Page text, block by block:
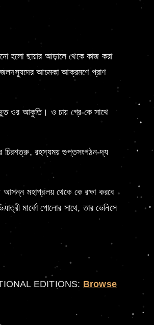
হলো ছায়ার আড়ালে থেকে কাজ করা
জলদস্যুদের আচমকা আক্রমণে প্রাণ
ওর আকুতি। ও চায় গ্রে-কে সাথে
চিরশত্রু, রহস্যময় গুপ্তসংগঠন-দ্য
আসন্ন মহাপ্রলয় থেকে কে রক্ষা করবে
মার্কো পোলোর সাথে, তার ভেনিসে
EDITIONS: Browse